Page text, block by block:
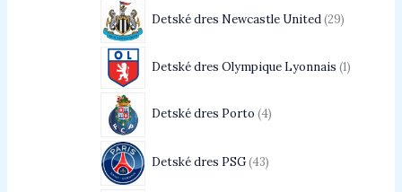
Detské dres Newcastle United 29
Detské dres Olympique Lyonnais 1
Detské dres Porto 4
Detské dres PSG 43